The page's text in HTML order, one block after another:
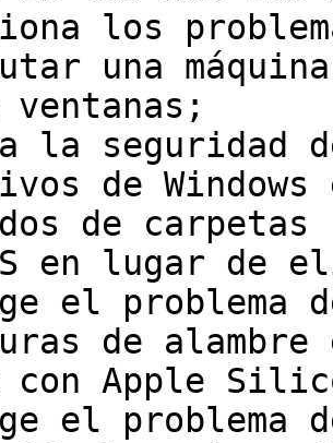
los
una
ventanas;
la seguridad
de
de
en lugar de
el problema
de
con Apple
el problema